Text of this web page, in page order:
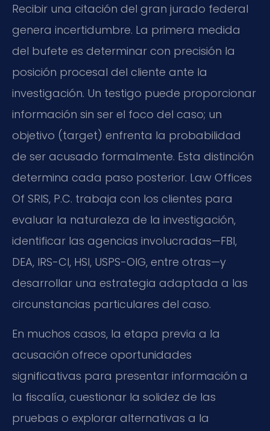
Recibir una citación del gran jurado federal
genera incertidumbre. La primera medida
del bufete es determinar con precisión la
posición procesal del cliente ante la
investigación. Un testigo puede proporcionar
información sin ser el foco del caso; un
objetivo (target) enfrenta la probabilidad
de ser acusado formalmente. Esta distinción
determina cada paso posterior. Law Offices
Of SRIS, P.C. trabaja con los clientes para
evaluar la naturaleza de la investigación,
identificar las agencias involucradas—FBI,
DEA, IRS-CI, HSI, USPS-OIG, entre otras—y
desarrollar una estrategia adaptada a las
circunstancias particulares del caso.
En muchos casos, la etapa previa a la
acusación ofrece oportunidades
significativas para presentar información a
la fiscalía, cuestionar la solidez de las
pruebas o explorar alternativas a la